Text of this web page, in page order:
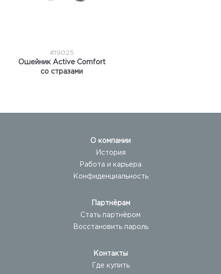
#19025
Ошейник Active Comfort
со стразами
О компании
История
Работа и карьера
Конфиденциальность
Партнёрам
Стать партнёром
Восстановить пароль
Контакты
Где купить